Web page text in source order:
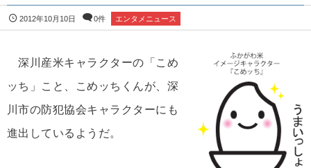
2012年10月10日 0件 エンタメニュース
深川産米キャラクターの「こめ
ッち」こと、こめッちくんが、深
川市の防犯協会キャラクターにも
進出しているようだ。